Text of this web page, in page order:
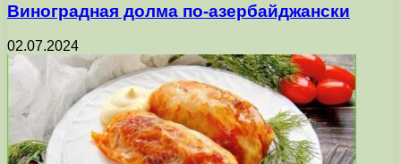
Виноградная долма по-азербайджански
02.07.2024